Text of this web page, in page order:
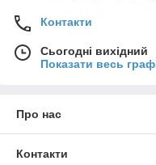
Контакти
Сьогодні вихідний
Показати весь
Про нас
Контакти